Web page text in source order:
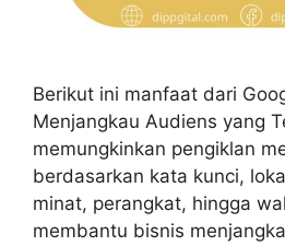
Berikut ini manfaat dari
Menjangkau Audiens yang
memungkinkan pengiklan
berdasarkan kata kunci,
minat, perangkat, hingga
membantu bisnis